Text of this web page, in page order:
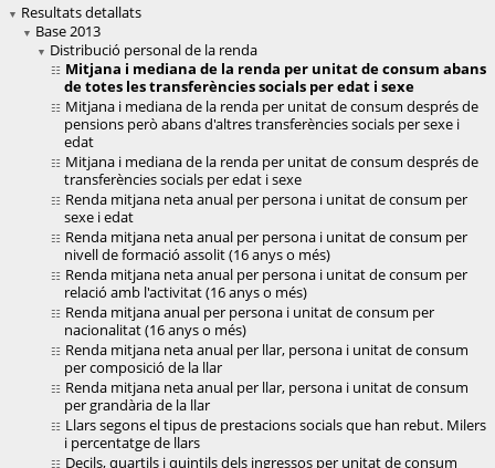
Resultats detallats
Base 2013
Distribució personal de la renda
Mitjana i mediana de la renda per unitat de consum abans
de totes les transferències socials per edat i sexe
Mitjana i mediana de la renda per unitat de consum després de
pensions però abans d'altres transferències socials per sexe i
edat
Mitjana i mediana de la renda per unitat de consum després de
transferències socials per edat i sexe
Renda mitjana neta anual per persona i unitat de consum per
sexe i edat
Renda mitjana neta anual per persona i unitat de consum per
nivell de formació assolit (16 anys o més)
Renda mitjana neta anual per persona i unitat de consum per
relació amb l'activitat (16 anys o més)
Renda mitjana anual per persona i unitat de consum per
nacionalitat (16 anys o més)
Renda mitjana neta anual per llar, persona i unitat de consum
per composició de la llar
Renda mitjana neta anual per llar, persona i unitat de consum
per grandària de la llar
Llars segons el tipus de prestacions socials que han rebut. Milers
i percentatge de llars
Decils, quartils i quintils dels ingressos per unitat de consum